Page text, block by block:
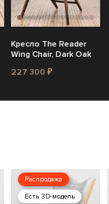
Кресло The Reader
Wing Chair, Dark Oak
227 300 ₽
Распродажа
Есть 3D-модель